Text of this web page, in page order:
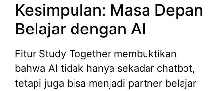
Kesimpulan: Masa Depan
Belajar dengan AI
Fitur Study Together membuktikan
bahwa AI tidak hanya sekadar chatbot,
tetapi juga bisa menjadi partner belajar